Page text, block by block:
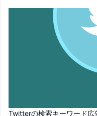
Twitterの検索キーワード広